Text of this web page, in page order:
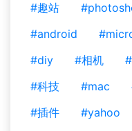
#趣站
#android
#diy
#相机
#科技
#mac
#插件
#yahoo